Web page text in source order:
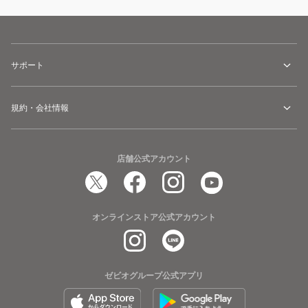
サポート
規約・会社情報
店舗公式アカウント
オンラインストア公式アカウント
ゼビオグループ公式アプリ